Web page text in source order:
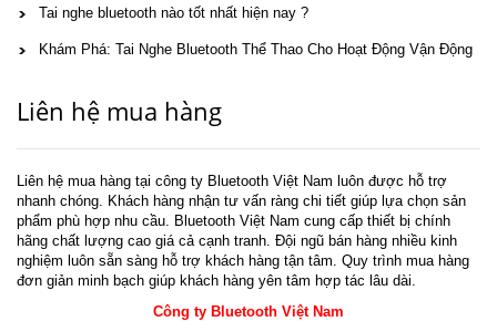
Tai nghe bluetooth nào tốt nhất hiện nay ?
Khám Phá: Tai Nghe Bluetooth Thể Thao Cho Hoạt Động Vận Động
Liên hệ mua hàng
Liên hệ mua hàng tại công ty Bluetooth Việt Nam luôn được hỗ trợ
nhanh chóng. Khách hàng nhận tư vấn ràng chi tiết giúp lựa chọn sản
phẩm phù hợp nhu cầu. Bluetooth Việt Nam cung cấp thiết bị chính
hãng chất lượng cao giá cả cạnh tranh. Đội ngũ bán hàng nhiều kinh
nghiệm luôn sẵn sàng hỗ trợ khách hàng tận tâm. Quy trình mua hàng
đơn giản minh bạch giúp khách hàng yên tâm hợp tác lâu dài.
Công ty Bluetooth Việt Nam